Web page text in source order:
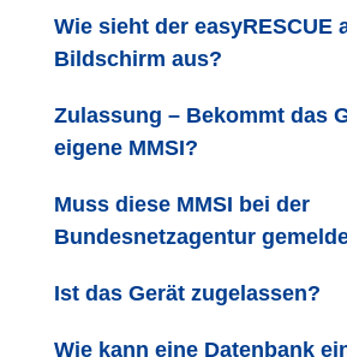
Wie sieht der easyRESCUE
Bildschirm aus?
Zulassung – Bekommt das
eigene MMSI?
Muss diese MMSI bei der
Bundesnetzagentur
Ist das Gerät zugelassen?
Wie kann eine Datenbank